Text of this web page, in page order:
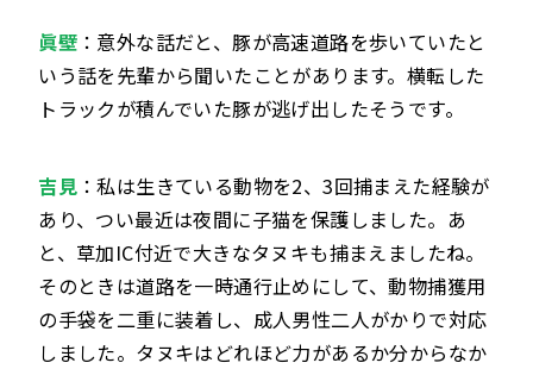
眞壁：意外な話だと、豚が高速道路を歩いていたと
いう話を先輩から聞いたことがあります。横転した
トラックが積んでいた豚が逃げ出したそうです。
吉見：私は生きている動物を2、3回捕まえた経験が
あり、つい最近は夜間に子猫を保護しました。あ
と、草加IC付近で大きなタヌキも捕まえましたね。
そのときは道路を一時通行止めにして、動物捕獲用
の手袋を二重に装着し、成人男性二人がかりで対応
しました。タヌキはどれほど力があるか分からなか